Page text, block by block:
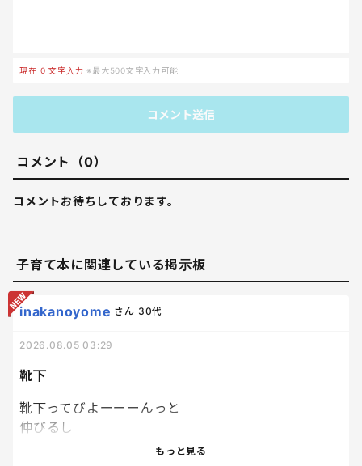
現在 0 文字入力 ※最大500文字入力可能
コメント送信
コメント（0）
コメントお待ちしております。
子育て本に関連している掲示板
靴下
inakanoyome さん 30代
2026.08.05 03:29
靴下ってびよーーーんっと
伸びるし
もっと見る